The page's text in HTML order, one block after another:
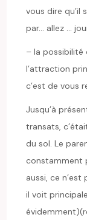
vous dire qu’il
par… allez …
– la possibilité
l’attraction
c’est de vous
Jusqu’à
transats,
du sol. Le
constamment
aussi, ce
il voit